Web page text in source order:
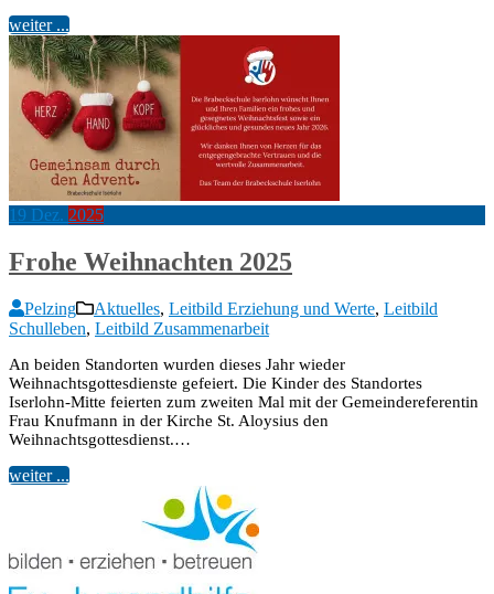
weiter ...
19 Dez. 2025
Frohe Weihnachten 2025
Pelzing Aktuelles, Leitbild Erziehung und Werte, Leitbild
Schulleben, Leitbild Zusammenarbeit
An beiden Standorten wurden dieses Jahr wieder
Weihnachtsgottesdienste gefeiert. Die Kinder des Standortes
Iserlohn-Mitte feierten zum zweiten Mal mit der Gemeindereferentin
Frau Knufmann in der Kirche St. Aloysius den
Weihnachtsgottesdienst.…
weiter ...